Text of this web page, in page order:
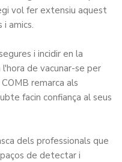
vol fer extensiu aquest
amics.
i incidir en la
de vacunar-se per
remarca als
facin confiança al seus
dels professionals que
de detectar i